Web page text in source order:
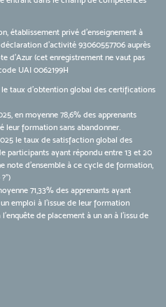
établissement privé d’enseignement à
d’activité 93060557706 auprès
d’Azur (cet enregistrement ne vaut pas
UAI 0062199H
le taux d'obtention global des certifications
en moyenne 78,6% des apprenants
leur formation sans abandonner.
le taux de satisfaction global des
participants ayant répondu entre 13 et 20
note d’ensemble à ce cycle de formation,
71,33% des apprenants ayant
emploi à l'issue de leur formation
de placement à un an à l'issu de